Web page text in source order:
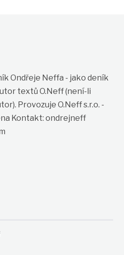
Ondřeje Neffa - jako deník
textů O.Neff (není-li
Provozuje O.Neff s.r.o. -
Kontakt: ondrejneff